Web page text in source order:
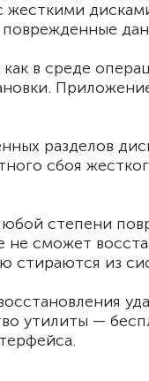
в среде
разделов
сбоя
степени
сможет
стираются из
утилиты —